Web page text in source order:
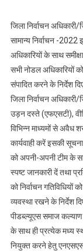
जिला निर्वाचन
सामान्य निर्वाचन -2022
अधिकारियों के साथ
सभी नोडल अधिकारियों
संपादित करने के निर्देश
जिला निर्वाचन अधिकारी/
उड़न दस्ते (एफएसटी),
विभिन्न माध्यमों से अवैध
कार्यवाही करें इसकी
को अपनी-अपनी टीम के
स्पष्ट जानकारी दें तथा
को निर्वाचन गतिविधियों
व्यवस्था रखने के निर्देश
पीडब्ल्यूएस समाज कल्याण
के साथ ही प्रत्येक मध्य
नियुक्त करने हेतु